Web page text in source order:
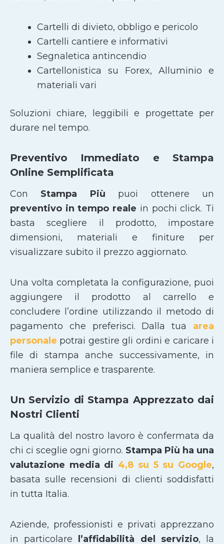
Cartelli di divieto, obbligo e pericolo
Cartelli cantiere e informativi
Segnaletica antincendio
Cartellonistica su Forex, Alluminio e
materiali vari
Soluzioni chiare, leggibili e progettate per
durare nel tempo.
Preventivo Immediato e Stampa
Online Semplificata
Con Stampa Più puoi ottenere un
preventivo in tempo reale in pochi click. Ti
basta scegliere il prodotto, impostare
dimensioni, materiali e finiture per
visualizzare subito il prezzo aggiornato.
Una volta completata la configurazione, puoi
aggiungere il prodotto al carrello e
concludere l’ordine utilizzando il metodo di
pagamento che preferisci. Dalla tua area
personale potrai gestire gli ordini e caricare i
file di stampa anche successivamente, in
maniera semplice e trasparente.
Un Servizio di Stampa Apprezzato dai
Nostri Clienti
La qualità del nostro lavoro è confermata da
chi ci sceglie ogni giorno. Stampa Più ha una
valutazione media di 4,8 su 5 su Google,
basata sulle recensioni di clienti soddisfatti
in tutta Italia.
Aziende, professionisti e privati apprezzano
in particolare
l’affidabilità del servizio, la